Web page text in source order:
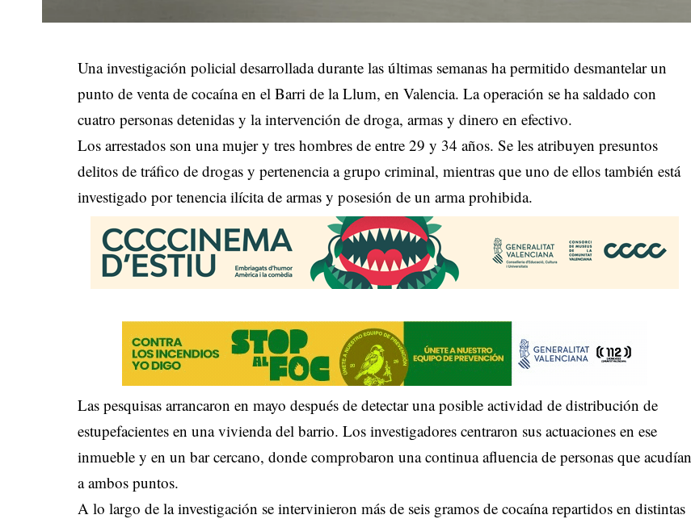
Una investigación policial desarrollada durante las últimas semanas ha permitido desmantelar un
punto de venta de cocaína en el Barri de la Llum, en Valencia. La operación se ha saldado con
cuatro personas detenidas y la intervención de droga, armas y dinero en efectivo.
Los arrestados son una mujer y tres hombres de entre 29 y 34 años. Se les atribuyen presuntos
delitos de tráfico de drogas y pertenencia a grupo criminal, mientras que uno de ellos también está
investigado por tenencia ilícita de armas y posesión de un arma prohibida.
Las pesquisas arrancaron en mayo después de detectar una posible actividad de distribución de
estupefacientes en una vivienda del barrio. Los investigadores centraron sus actuaciones en ese
inmueble y en un bar cercano, donde comprobaron una continua afluencia de personas que acudían
a ambos puntos.
A lo largo de la investigación se intervinieron más de seis gramos de cocaína repartidos en distintas